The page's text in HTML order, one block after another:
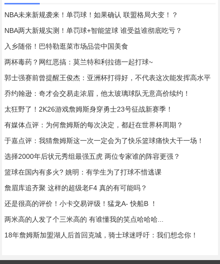
NBA未来新规袭来！单罚球！如果确认 联盟格局大变！？
NBA两大新规实测！单罚球+智能篮球 谁受益谁彻底吃亏？
入乡随俗！巴特勒逛菜市场品尝中国美食
两杯毒药？网红恶搞：莫兰特和利拉德一起打球~
郭士强赛前曾提醒王俊杰：亚洲杯打得好，不代表这次能发挥高水平
乔约翰逊：奇才会交易走浓眉，他太玻璃球队无意高价续约！
太狂野了！2K26游戏詹姆斯身穿勇士23号征战新赛季！
有媒体点评：为何詹姆斯的每次决定，都赶在世界杯周期？
于嘉点评：我猜詹姆斯这一次一定会为了快乐篮球痛快大干一场！
选择2000年后状元秀组最强五虎 两位专家谁的阵容更强？
篮球在国内有多火? 姚明：有学生为了打球不惜逃课
詹眉库追齐聚 这样的超级老F4 真的有可能吗？
还是很高的评价！小卡交易评级！猛龙A- 快船B ！
两米高的人发了个三米高的 有谁懂我的笑点哈哈哈...
18年詹姆斯加盟湖人后首回克城，骑士球迷呼吁：我们想念你！